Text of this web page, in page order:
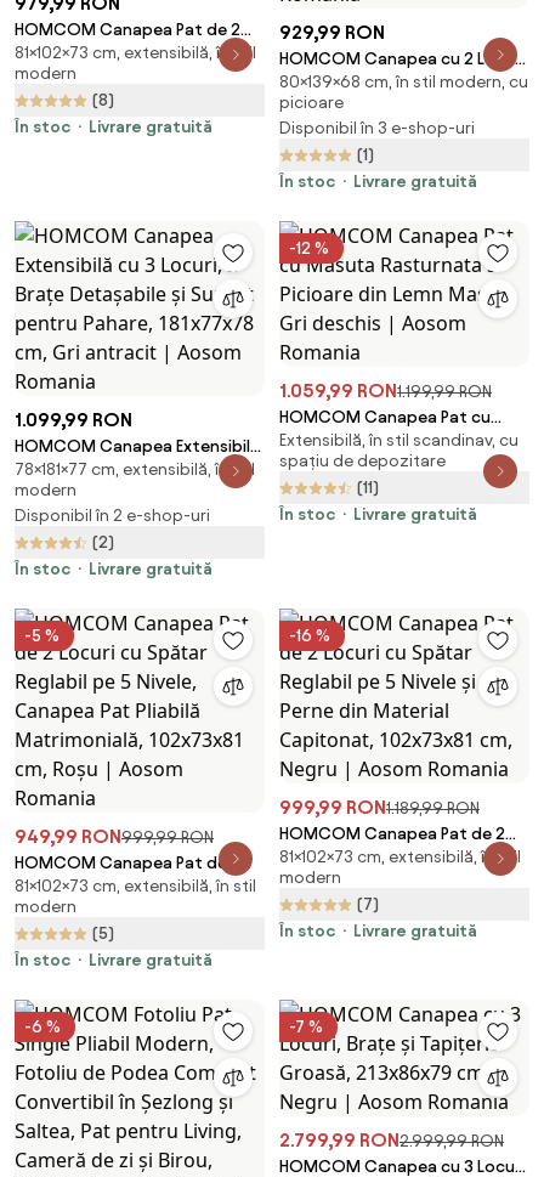
HOMCOM Canapea Pat de 2
Locuri cu Spătar Reglabil pe 5
Nivele, Canapea Pat Pliabilă cu 2
Perne, 102x73x81 cm, Verde |
Aosom Romania
81×102×73 cm, extensibilă, în stil
modern
(8)
În stoc
Livrare gratuită
929,99 RON
HOMCOM Canapea cu 2 Locuri
din Material Textil cu Perne
Capitonate, Canapea
Modernă cu 2 Locuri cu Picioare
din Oțel 139x68x80cm, Gri |
Aosom Romania
80×139×68 cm, în stil modern, cu
picioare
Disponibil în 3 e-shop-uri
(1)
În stoc
Livrare gratuită
1.099,99 RON
HOMCOM Canapea Extensibilă
cu 3 Locuri, 2 Brațe Detașabile
și Suport pentru Pahare,
181x77x78 cm, Gri antracit |
Aosom Romania
78×181×77 cm, extensibilă, în stil
modern
Disponibil în 2 e-shop-uri
(2)
În stoc
Livrare gratuită
-12 %
1.059,99 RON1.199,99 RON
HOMCOM Canapea Pat cu
Masuta Rasturnata si Picioare
din Lemn Masiv Gri deschis |
Aosom Romania
Extensibilă, în stil scandinav, cu
spațiu de depozitare
(11)
În stoc
Livrare gratuită
-5 %
949,99 RON999,99 RON
HOMCOM Canapea Pat de 2
Locuri cu Spătar Reglabil pe 5
Nivele, Canapea Pat Pliabilă
Matrimonială, 102x73x81 cm,
Roșu | Aosom Romania
81×102×73 cm, extensibilă, în stil
modern
(5)
În stoc
Livrare gratuită
-16 %
999,99 RON1.189,99 RON
HOMCOM Canapea Pat de 2
Locuri cu Spătar Reglabil pe 5
Nivele și 2 Perne din Material
Capitonat, 102x73x81 cm,
Negru | Aosom Romania
81×102×73 cm, extensibilă, în stil
modern
(7)
În stoc
Livrare gratuită
-6 % -7 %
2.799,99 RON2.999,99 RON
HOMCOM Canapea cu 3 Locuri,